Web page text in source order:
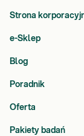
Strona
e-Sklep
Blog
Poradnik
Oferta
Pakiety badań